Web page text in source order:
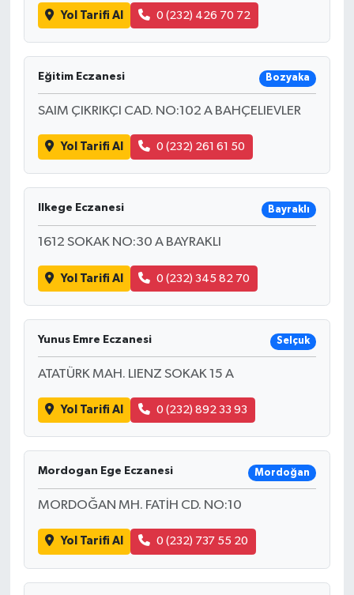
Yol Tarifi Al 0 (232) 426 70 72
Eğitim Eczanesi Bozyaka
SAIM ÇIKRIKÇI CAD. NO:102 A BAHÇELIEVLER
Yol Tarifi Al 0 (232) 261 61 50
Ilkege Eczanesi Bayraklı
1612 SOKAK NO:30 A BAYRAKLI
Yol Tarifi Al 0 (232) 345 82 70
Yunus Emre Eczanesi Selçuk
ATATÜRK MAH. LIENZ SOKAK 15 A
Yol Tarifi Al 0 (232) 892 33 93
Mordogan Ege Eczanesi Mordoğan
MORDOĞAN MH. FATİH CD. NO:10
Yol Tarifi Al 0 (232) 737 55 20